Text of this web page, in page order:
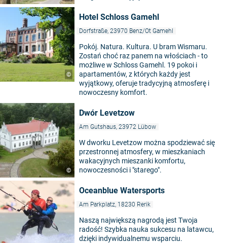
©
Hotel Schloss Gamehl
Dorfstraße, 23970 Benz/Ot Gamehl
Pokój. Natura. Kultura. U bram Wismaru.
Zostań choć raz panem na włościach - to
możliwe w Schloss Gamehl. 19 pokoi i
apartamentów, z których każdy jest
wyjątkowy, oferuje tradycyjną atmosferę i
nowoczesny komfort.
©
Dwór Levetzow
Am Gutshaus, 23972 Lübow
W dworku Levetzow można spodziewać się
przestronnej atmosfery, w mieszkaniach
wakacyjnych mieszanki komfortu,
nowoczesności i "starego".
Oceanblue Watersports
Am Parkplatz, 18230 Rerik
Naszą największą nagrodą jest Twoja
radość! Szybka nauka sukcesu na latawcu,
dzięki indywidualnemu wsparciu.